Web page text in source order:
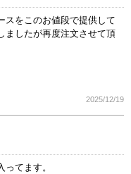
スをこのお値段で提供して
ましたが再度注文させて頂
2025/12/19
てます。